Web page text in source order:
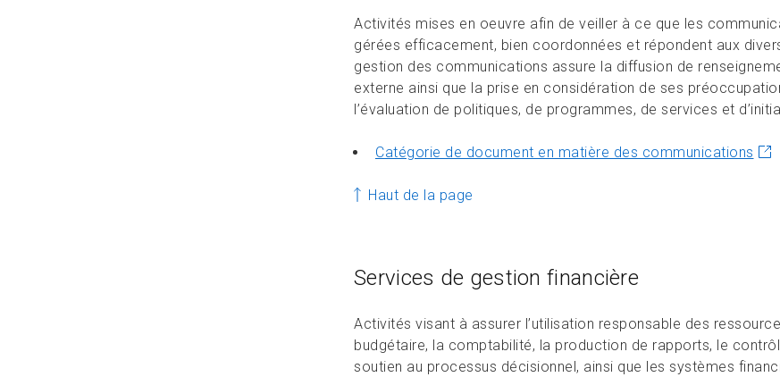
Activités mises en oeuvre afin de veiller à ce que les
gérées efficacement, bien coordonnées et répondent aux
gestion des communications assure la diffusion de
externe ainsi que la prise en considération de ses
l’évaluation de politiques, de programmes, de services et
Catégorie de document en matière des communications
Haut de la page
Services de gestion financière
Activités visant à assurer l’utilisation responsable des
budgétaire, la comptabilité, la production de rapports, le
soutien au processus décisionnel, ainsi que les systèmes